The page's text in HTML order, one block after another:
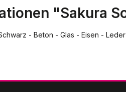
"Sakura
- Beton - Glas - Eisen -